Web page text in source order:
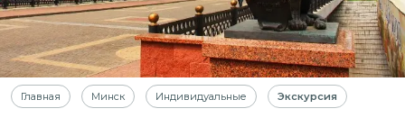
Главная Минск Индивидуальные Экскурсия